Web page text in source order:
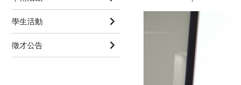
學生活動
徵才公告